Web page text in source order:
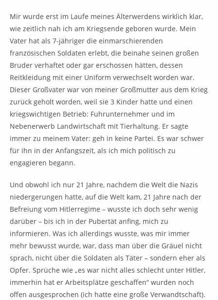
Mir wurde erst im Laufe meines Älterwerdens wirklich klar,
wie zeitlich nah ich am Kriegsende geboren wurde. Mein
Vater hat als 7-jähriger die einmarschierenden
französischen Soldaten erlebt, die beinahe seinen großen
Bruder verhaftet oder gar erschossen hätten, dessen
Reitkleidung mit einer Uniform verwechselt worden war.
Dieser Großvater war von meiner Großmutter aus dem Krieg
zurück geholt worden, weil sie 3 Kinder hatte und einen
kriegswichtigen Betrieb: Fuhrunternehmer und im
Nebenerwerb Landwirtschaft mit Tierhaltung. Er sagte
immer zu meinem Vater: geh in keine Partei. Es war schwer
für ihn in der Anfangszeit, als ich mich politisch zu
engagieren begann.
Und obwohl ich nur 21 Jahre, nachdem die Welt die Nazis
niedergerungen hatte, auf die Welt kam, 21 Jahre nach der
Befreiung vom Hitlerregime – wusste ich doch sehr wenig
darüber – bis ich in der Pubertät anfing, mich zu
informieren. Was ich allerdings wusste, was mir immer
mehr bewusst wurde, war, dass man über die Gräuel nicht
sprach, nicht über die Soldaten als Täter – sondern eher als
Opfer. Sprüche wie „es war nicht alles schlecht unter Hitler,
immerhin hat er Arbeitsplätze geschaffen“ wurden noch
offen ausgesprochen (ich hatte eine große Verwandtschaft).